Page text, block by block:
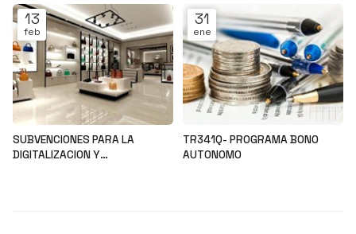
13
feb
SUBVENCIONES PARA LA
DIGITALIZACION Y
31
ene
TR341Q- PROGRAMA BONO
AUTONOMO